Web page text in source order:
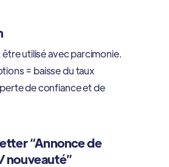
utilisé avec parcimonie.
= baisse du taux
de confiance et de
“Annonce de
nouveauté”